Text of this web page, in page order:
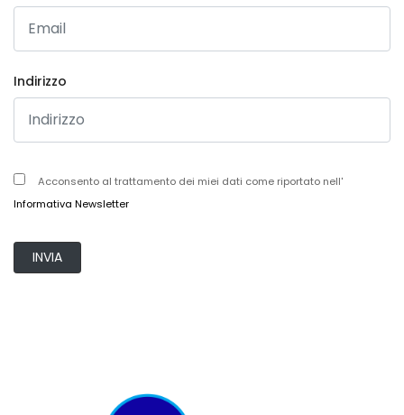
Indirizzo
Acconsento al trattamento dei miei dati come riportato nell'
Informativa Newsletter